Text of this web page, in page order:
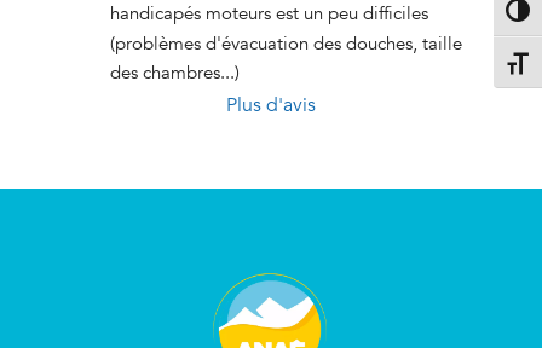
handicapés moteurs est un peu difficiles
(problèmes d'évacuation des douches, taille
des chambres...)
Plus d'avis